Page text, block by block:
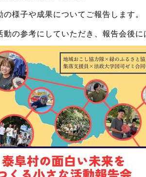
様子や成果についてご報告します。
動の参考にしていただき、報告会後